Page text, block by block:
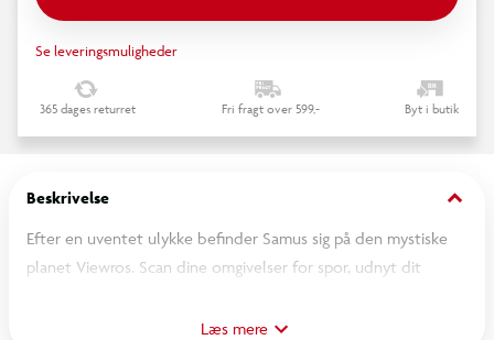
Se leveringsmuligheder
365 dages returret Fri fragt over 599,- Byt i butik
Beskrivelse keyboard_arrow_down
Efter en uventet ulykke befinder Samus sig på den mystiske
planet Viewros. Scan dine omgivelser for spor, udnyt dit
evner, og hendes teknologisk avancerede cykel, Vi-O-La til at
Læs mere